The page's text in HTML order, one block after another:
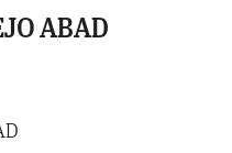
ABAD